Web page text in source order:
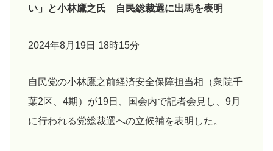
い」と小林鷹之氏 自民総裁選に出馬を表明
2024年8月19日 18時15分
自民党の小林鷹之前経済安全保障担当相（衆院千
葉2区、4期）が19日、国会内で記者会見し、9月
に行われる党総裁選への立候補を表明した。